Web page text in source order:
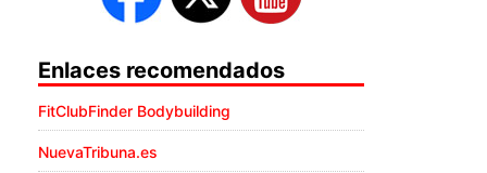
Enlaces recomendados
FitClubFinder Bodybuilding
NuevaTribuna.es